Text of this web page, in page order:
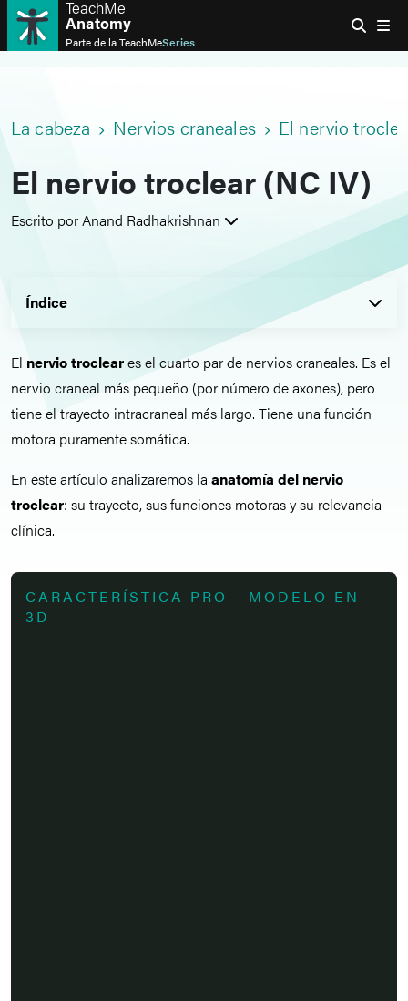
TeachMe
Anatomy
Parte de laTeachMeSeries
La cabeza Nervios craneales El nervio
El nervio troclear (NC IV)
Escrito por Anand Radhakrishnan
Índice
El nervio trocleares el cuarto par de nervios craneales. Es el
nervio craneal más pequeño (por número de axones), pero
tiene el trayecto intracraneal más largo. Tiene una función
motora puramente somática.
En este artículo analizaremos la anatomía del nervio
troclear: su trayecto, sus funciones motoras y su relevancia
clínica.
CARACTERÍSTICA PRO - MODELO EN
3D